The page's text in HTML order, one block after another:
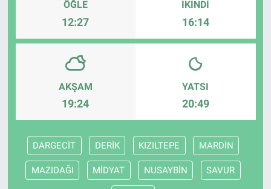
ÖĞLE
12:27
İKINDI
16:14
AKŞAM
19:24
YATSI
20:49
DARGECİT DERİK KIZILTEPE MARDİN
MAZIDAĞI MİDYAT NUSAYBİN SAVUR